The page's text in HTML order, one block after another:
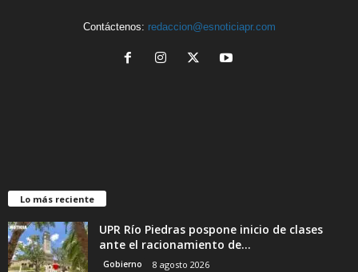
Contáctenos: redaccion@esnoticiapr.com
Lo más reciente
UPR Río Piedras pospone inicio de clases
ante el racionamiento de...
Gobierno 8 agosto 2026